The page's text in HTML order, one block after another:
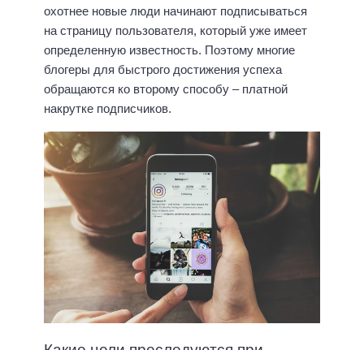
охотнее новые люди начинают подписываться
на страницу пользователя, который уже имеет
определенную известность. Поэтому многие
блогеры для быстрого достижения успеха
обращаются ко второму способу – платной
накрутке подписчиков.